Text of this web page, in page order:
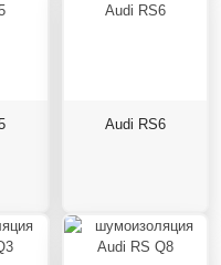
Audi RS6